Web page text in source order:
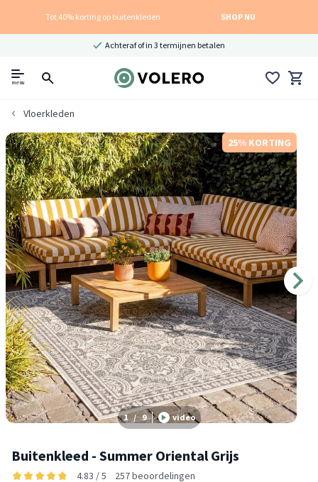
Tot 40% korting op buitenkleden SHOP NU
Achteraf of in 3 termijnen betalen
menu
Vloerkleden
25% KORTING
1 / 9 video
Buitenkleed - Summer Oriental Grijs
4.83 / 5 257 beoordelingen